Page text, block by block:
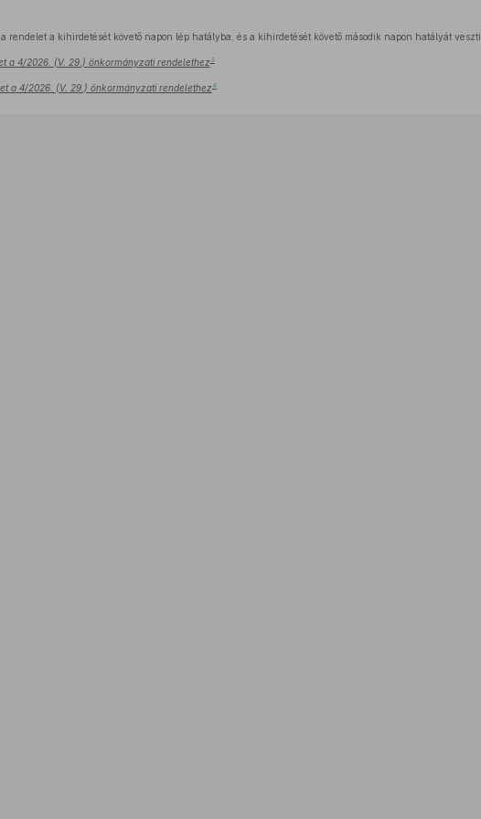
a rendelet a kihirdetését követő napon lép hatályba, és a kihirdetését követő második napon hatályát veszti.
a 4/2026. (V. 29.) önkormányzati rendelethez 3
a 4/2026. (V. 29.) önkormányzati rendelethez4